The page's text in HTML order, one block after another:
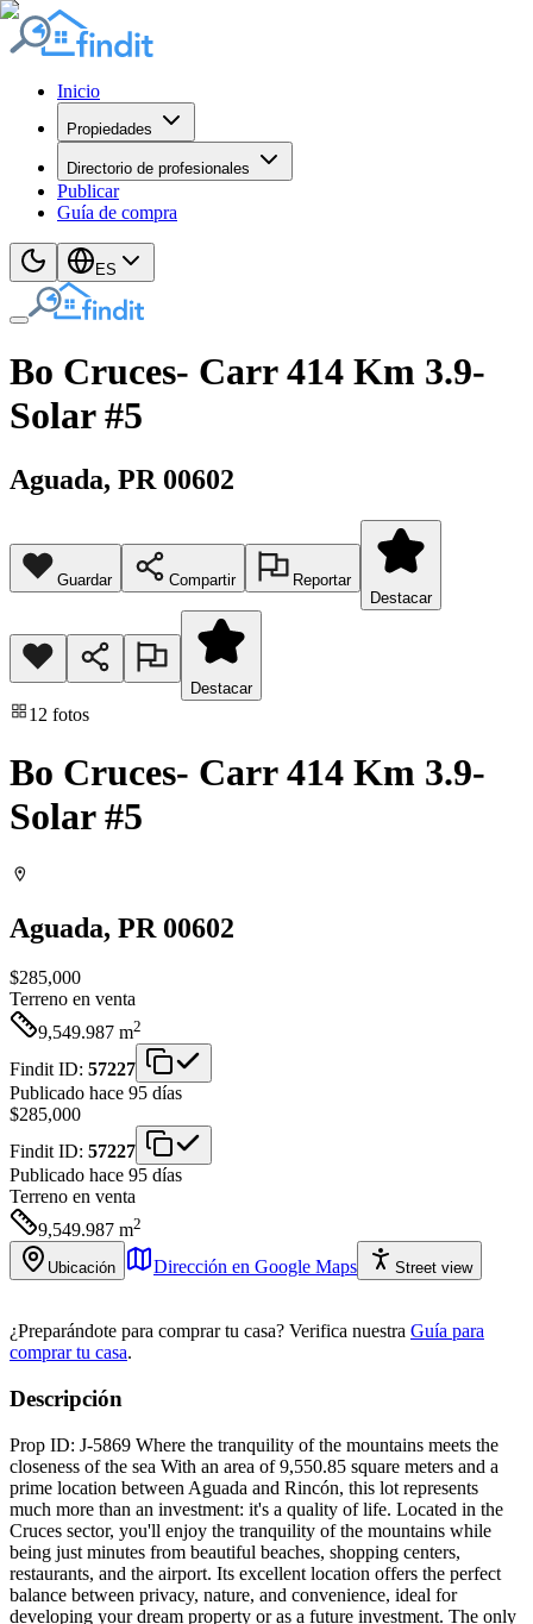
Inicio
Propiedades
Directorio de profesionales
Publicar
Guía de compra
ES
Bo Cruces- Carr 414 Km 3.9-
Solar #5
Aguada, PR 00602
Guardar Compartir
Reportar
Destacar
Destacar
12 fotos
Bo Cruces- Carr 414 Km 3.9-
Solar #5
Aguada, PR 00602
$285,000
Terreno en venta
9,549.987 m2
Findit ID: 57227
Publicado hace 95 días
$285,000
Findit ID: 57227
Publicado hace 95 días
Terreno en venta
9,549.987 m2
Ubicación Dirección en Google Maps Street view
¿Preparándote para comprar tu casa? Verifica nuestra Guía para
comprar tu casa.
Descripción
Prop ID: J-5869 Where the tranquility of the mountains meets the
closeness of the sea With an area of 9,550.85 square meters and a
prime location between Aguada and Rincón, this lot represents
much more than an investment: it's a quality of life. Located in the
Cruces sector, you'll enjoy the tranquility of the mountains while
being just minutes from beautiful beaches, shopping centers,
restaurants, and the airport. Its excellent location offers the perfect
balance between privacy, nature, and convenience, ideal for
developing your dream property or as a future investment. The only